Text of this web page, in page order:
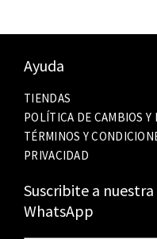
Ayuda
TIENDAS
POLÍTICA DE CAMBIOS Y
TÉRMINOS Y
PRIVACIDAD
Suscribite a
WhatsApp